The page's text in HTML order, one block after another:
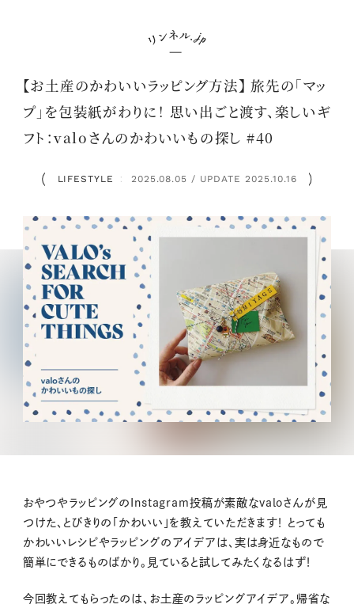
【お土産のかわいいラッピング方法】 旅先の「マッ
プ」を包装紙がわりに！ 思い出ごと渡す、楽しいギ
フト：valoさんのかわいいもの探し #40
LIFESTYLE ： 2025.08.05 / UPDATE 2025.10.16
おやつやラッピングのInstagram投稿が素敵なvaloさんが見
つけた、とびきりの「かわいい」を教えていただきます！ とっても
かわいいレシピやラッピングのアイデアは、実は身近なもので
簡単にできるものばかり。見ていると試してみたくなるはず！
今回教えてもらったのは、お土産のラッピングアイデア。帰省な